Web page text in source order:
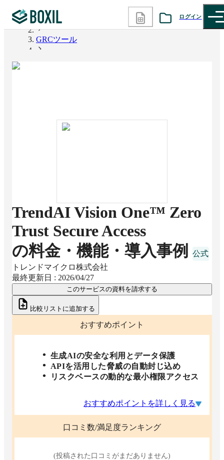
ログイン
カテゴリから探す
BOXILの使い方ガイド
BOXIL
GRCツール
TrendAI Vision One™ Zero
Trust Secure Access
の料金・機能・導入事例
トレンドマイクロ株式会社
最終更新日 : 2026/04/27
このサービスの資料を請求する
比較リストに追加する
おすすめポイント
生成AIの安全な利用とデータ保護
APIを活用した脅威の自動封じ込め
リスクベースの動的な最小権限アクセス
おすすめポイントを詳しく見る
口コミ数/満足度ランキング
(投稿された口コミがまだありません)